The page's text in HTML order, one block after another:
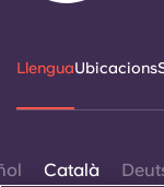
LlenguaUbicacions
Català